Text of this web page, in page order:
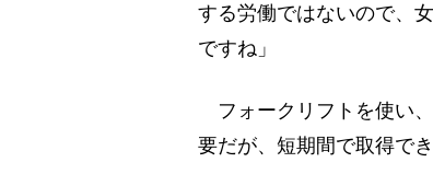
する労働ではないので、
ですね」
フォークリフトを使い
要だが、短期間で取得で